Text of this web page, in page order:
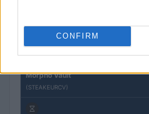
CONFIRM
Morpho Vault
(STEAKEURCV)